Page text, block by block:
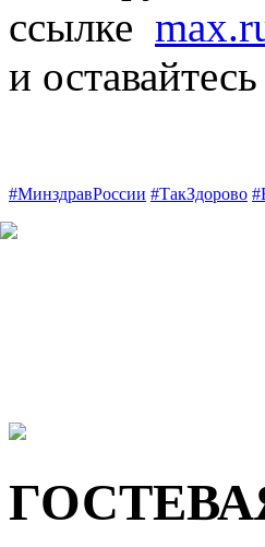
ссылке
и
#МинздравРоссии #ТакЗдорово